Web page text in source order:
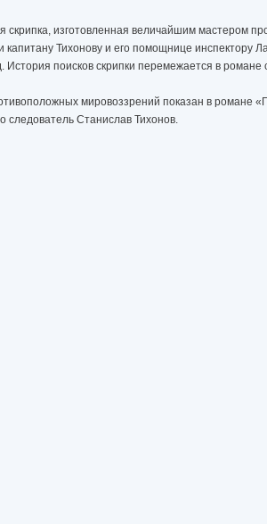
скрипка, изготовленная величайшим мастером
Тихонову и его помощнице инспектору
поисков скрипки перемежается в романе
мировоззрений показан в романе
следователь Станислав Тихонов.